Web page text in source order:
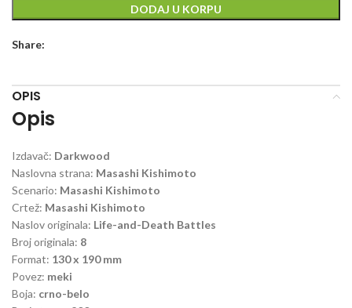
DODAJ U KORPU
Share:
OPIS
Opis
Izdavač: Darkwood
Naslovna strana: Masashi Kishimoto
Scenario: Masashi Kishimoto
Crtež: Masashi Kishimoto
Naslov originala: Life-and-Death Battles
Broj originala: 8
Format: 130 x 190 mm
Povez: meki
Boja: crno-belo